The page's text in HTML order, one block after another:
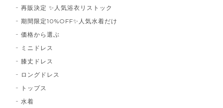
再販決定 ✨人気浴衣リストック
期間限定10%OFF✨人気水着だけ
価格から選ぶ
ミニドレス
膝丈ドレス
ロングドレス
トップス
水着